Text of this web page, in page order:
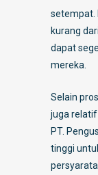
setempat.
kurang
dapat
mereka.
Selain
juga
PT.
tinggi